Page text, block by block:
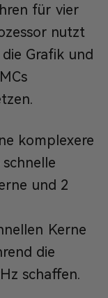
für vier
nutzt
Grafik und
komplexere
und 2
Kerne
die
schaffen.